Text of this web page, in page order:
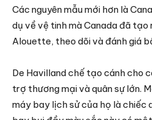
Các nguyên mẫu mới hơn là
dụ về vệ tinh mà Canada đã tạo
Alouette, theo dõi và đánh giá
De Havilland chế tạo cánh cho
trợ thương mại và quân sự lớn.
máy bay lịch sử của họ là chiếc